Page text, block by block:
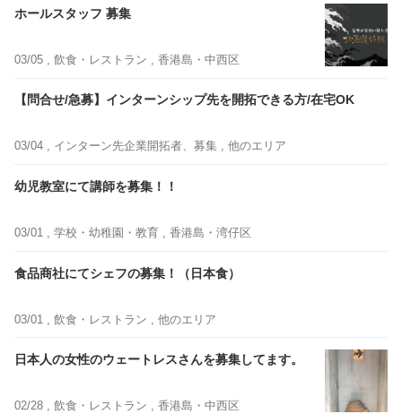
ホールスタッフ 募集
03/05 , 飲食・レストラン , 香港島・中西区
【問合せ/急募】インターンシップ先を開拓できる方/在宅OK
03/04 , インターン先企業開拓者、募集 , 他のエリア
幼児教室にて講師を募集！！
03/01 , 学校・幼稚園・教育 , 香港島・湾仔区
食品商社にてシェフの募集！（日本食）
03/01 , 飲食・レストラン , 他のエリア
日本人の女性のウェートレスさんを募集してます。
02/28 , 飲食・レストラン , 香港島・中西区